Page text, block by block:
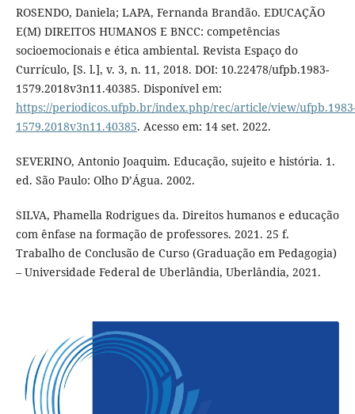
ROSENDO, Daniela; LAPA, Fernanda Brandão. EDUCAÇÃO
E(M) DIREITOS HUMANOS E BNCC: competências
socioemocionais e ética ambiental. Revista Espaço do
Currículo, [S. l.], v. 3, n. 11, 2018. DOI: 10.22478/ufpb.1983-
1579.2018v3n11.40385. Disponível em:
https://periodicos.ufpb.br/index.php/rec/article/view/
1579.2018v3n11.40385. Acesso em: 14 set. 2022.
SEVERINO, Antonio Joaquim. Educação, sujeito e história. 1.
ed. São Paulo: Olho D’Água. 2002.
SILVA, Phamella Rodrigues da. Direitos humanos e educação
com ênfase na formação de professores. 2021. 25 f.
Trabalho de Conclusão de Curso (Graduação em Pedagogia)
– Universidade Federal de Uberlândia, Uberlândia, 2021.